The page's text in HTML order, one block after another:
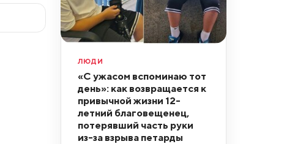
ЛЮДИ
«С ужасом вспоминаю тот
день»: как возвращается к
привычной жизни 12-
летний благовещенец,
потерявший часть руки
из-за взрыва петарды